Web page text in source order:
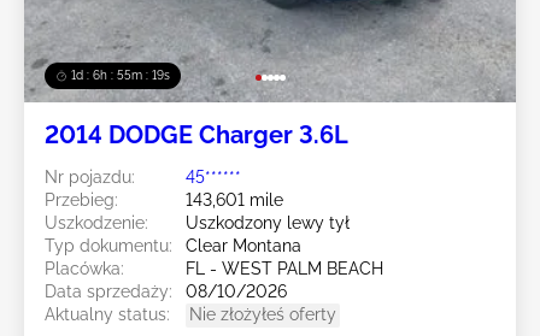
1d : 6h : 55m : 16s
2014 DODGE Charger 3.6L
Nr pojazdu:
45******
Przebieg:
143,601 mile
Uszkodzenie:
Uszkodzony lewy tył
Typ dokumentu:
Clear Montana
Placówka:
FL - WEST PALM BEACH
Data sprzedaży:
08/10/2026
Aktualny status:
Nie złożyłeś oferty